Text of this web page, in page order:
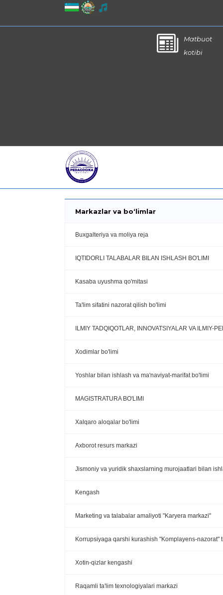
Matbuot
kotibi
Markazlar va bo‘limlar
Buxgalteriya va moliya reja
IQTIDORLI TALABALAR BILAN ISHLASH BO'LIMI
Kasaba uyushma qo'mitasi
Ta'lim sifatini nazorat qilish bo'limi
ILMIY TADQIQOTLAR, INNOVATSIYALAR VA ILMIY-
Xodimlar bo'limi
Yoshlar bilan ishlash va ma'naviyat-marifat bo'limi
MAGISTRATURA BO'LIMI
Xalqaro aloqalar bo'limi
Axborot resurs markazi
Jismoniy va yuridik shaxslarning murojaatlari bilan
Kengash
Marketing va talabalar amaliyoti "Karyera markazi"
Korrupsiyaga qarshi kurashish "Komplayens-nazorat"
Xotin-qizlar kengashi
Raqamli ta'lim texnologiyalari markazi